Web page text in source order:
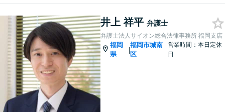
井上 祥平 弁護士
弁護士法人サイオン総合法律事務所 福岡支店
福岡
県
|
福岡市城南
区
営業時間：本日定休
日